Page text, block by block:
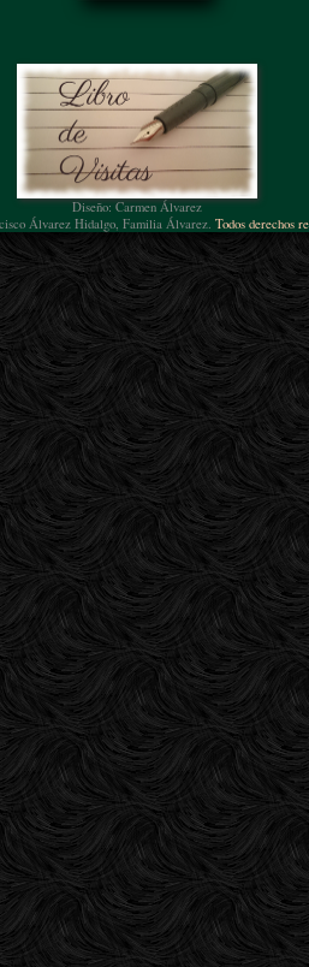
Diseño: Carmen Álvarez
Álvarez Hidalgo, Familia Álvarez. Todos derechos